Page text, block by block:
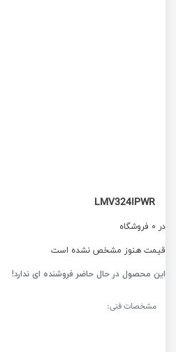
LMV324IPWR
در 0 فروشگاه
قیمت هنوز مشخص نشده است
این محصول در حال حاضر فروشنده ای ندارد!
مشخصات فنی: